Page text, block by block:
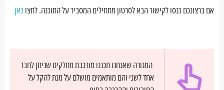
אם ברצונכם כנסו לקישור הבא לסרטון מתחילים המסביר על התוכנה. לחצוכאן
המנורה שאנחנו תכננו מורכבת מחלקים שניתן לחבר
אחד לשני והם מותאמים מושלם על מנת להקל על